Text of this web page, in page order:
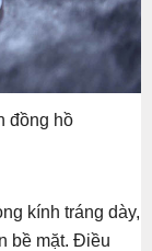
đồng hồ
kính tráng dày,
bề mặt. Điều